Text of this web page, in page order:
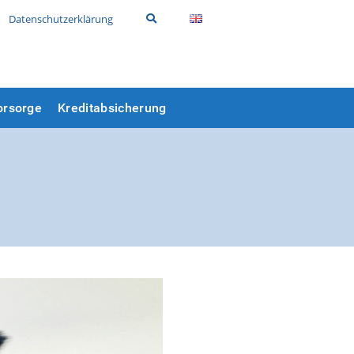
Datenschutzerklärung
Kreditabsicherung